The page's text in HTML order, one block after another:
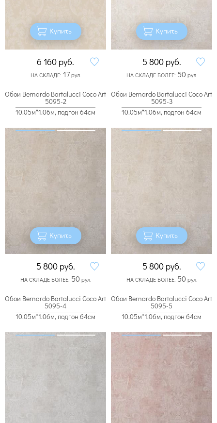
Купить
6 160 руб.
НА СКЛАДЕ: 17рул.
Купить
5 800 руб.
НА СКЛАДЕ БОЛЕЕ: 50рул.
Обои Bernardo Bartalucci Coco Art
5095-2
10.05м*1.06м, подгон 64см
Купить
5 800 руб.
НА СКЛАДЕ БОЛЕЕ: 50рул.
Обои Bernardo Bartalucci Coco Art
5095-3
10.05м*1.06м, подгон 64см
Купить
5 800 руб.
НА СКЛАДЕ БОЛЕЕ: 50рул.
Обои Bernardo Bartalucci Coco Art
5095-4
10.05м*1.06м, подгон 64см
Обои Bernardo Bartalucci Coco Art
5095-5
10.05м*1.06м, подгон 64см